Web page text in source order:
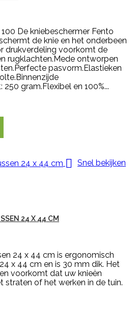
De kniebeschermer Fento
de knie en het onderbeen
drukverdeling voorkomt de
rugklachten.Mede ontworpen
pasvorm.Elastieken
gram.Flexibel en 100%...
 Snel bekijken
24 X 44 CM
24 x 44 cm is ergonomisch
x 44 cm en is 30 mm dik. Het
voorkomt dat uw knieën
straten of het werken in de tuin.